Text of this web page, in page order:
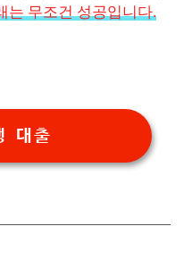
는 무조건 성공입니다.
대출